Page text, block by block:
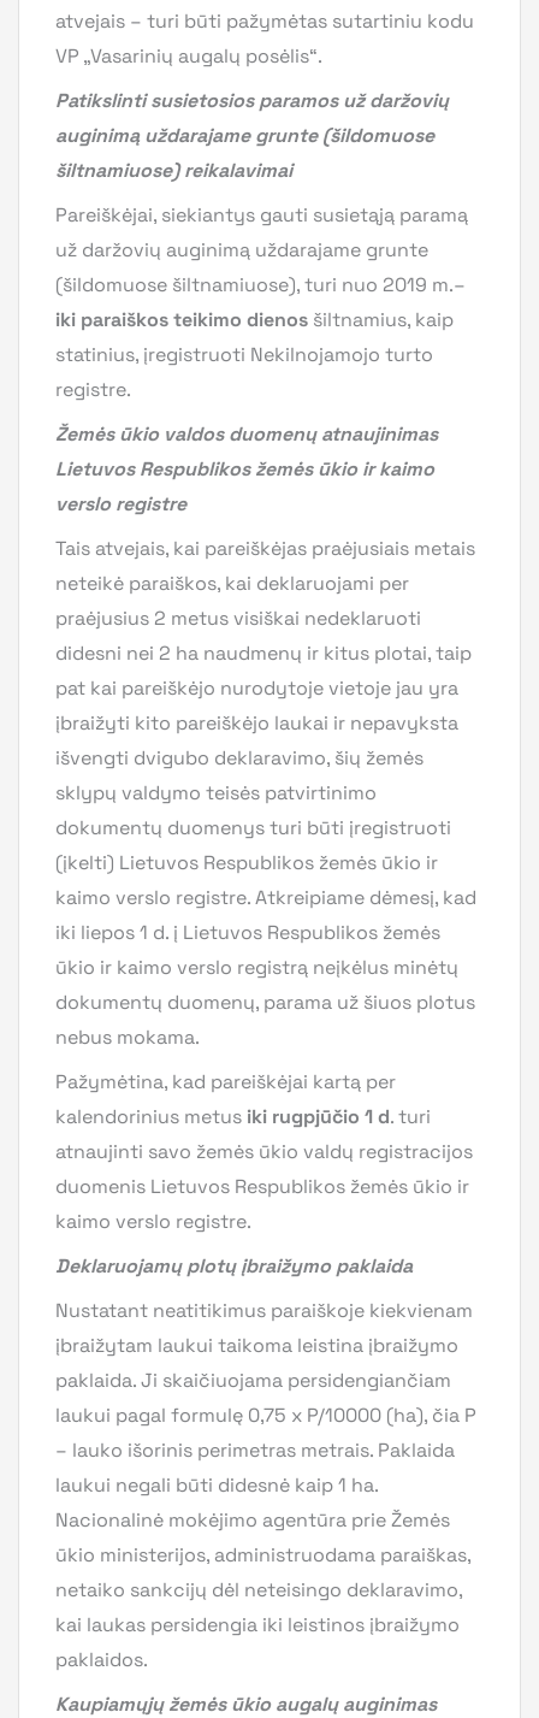
atvejais – turi būti pažymėtas sutartiniu kodu
VP „Vasarinių augalų posėlis“.
Patikslinti susietosios paramos už daržovių
auginimą uždarajame grunte (šildomuose
šiltnamiuose) reikalavimai
Pareiškėjai, siekiantys gauti susietąją paramą
už daržovių auginimą uždarajame grunte
(šildomuose šiltnamiuose), turi nuo 2019 m.–
iki paraiškos teikimo dienos šiltnamius, kaip
statinius, įregistruoti Nekilnojamojo turto
registre.
Žemės ūkio valdos duomenų atnaujinimas
Lietuvos Respublikos žemės ūkio ir kaimo
verslo registre
Tais atvejais, kai pareiškėjas praėjusiais metais
neteikė paraiškos, kai deklaruojami per
praėjusius 2 metus visiškai nedeklaruoti
didesni nei 2 ha naudmenų ir kitus plotai, taip
pat kai pareiškėjo nurodytoje vietoje jau yra
įbraižyti kito pareiškėjo laukai ir nepavyksta
išvengti dvigubo deklaravimo, šių žemės
sklypų valdymo teisės patvirtinimo
dokumentų duomenys turi būti įregistruoti
(įkelti) Lietuvos Respublikos žemės ūkio ir
kaimo verslo registre. Atkreipiame dėmesį, kad
iki liepos 1 d. į Lietuvos Respublikos žemės
ūkio ir kaimo verslo registrą neįkėlus minėtų
dokumentų duomenų, parama už šiuos plotus
nebus mokama.
Pažymėtina, kad pareiškėjai kartą per
kalendorinius metus iki rugpjūčio 1 d. turi
atnaujinti savo žemės ūkio valdų registracijos
duomenis Lietuvos Respublikos žemės ūkio ir
kaimo verslo registre.
Deklaruojamų plotų įbraižymo paklaida
Nustatant neatitikimus paraiškoje kiekvienam
įbraižytam laukui taikoma leistina įbraižymo
paklaida. Ji skaičiuojama persidengiančiam
laukui pagal formulę 0,75 x P/10000 (ha), čia P
– lauko išorinis perimetras metrais. Paklaida
laukui negali būti didesnė kaip 1 ha.
Nacionalinė mokėjimo agentūra prie Žemės
ūkio ministerijos, administruodama paraiškas,
netaiko sankcijų dėl neteisingo deklaravimo,
kai laukas persidengia iki leistinos įbraižymo
paklaidos.
Kaupiamųjų žemės ūkio augalų auginimas